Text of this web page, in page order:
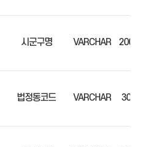
시군구명 VARCHAR 200
법정동코드 VARCHAR 30